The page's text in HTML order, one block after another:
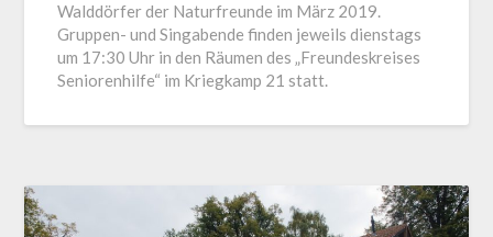
Walddörfer der Naturfreunde im März 2019.
Gruppen- und Singabende finden jeweils dienstags
um 17:30 Uhr in den Räumen des „Freundeskreises
Seniorenhilfe“ im Kriegkamp 21 statt.